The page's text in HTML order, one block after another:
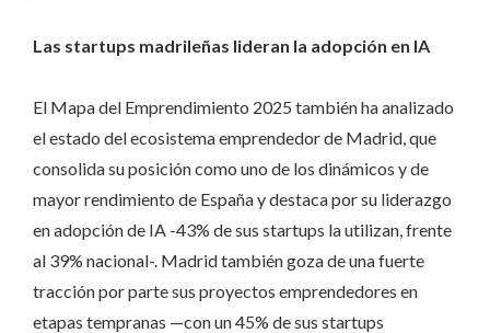
Las startups madrileñas lideran la adopción en IA
El Mapa del Emprendimiento 2025 también ha analizado
el estado del ecosistema emprendedor de Madrid, que
consolida su posición como uno de los dinámicos y de
mayor rendimiento de España y destaca por su liderazgo
en adopción de IA -43% de sus startups la utilizan, frente
al 39% nacional-. Madrid también goza de una fuerte
tracción por parte sus proyectos emprendedores en
etapas tempranas —con un 45% de sus startups